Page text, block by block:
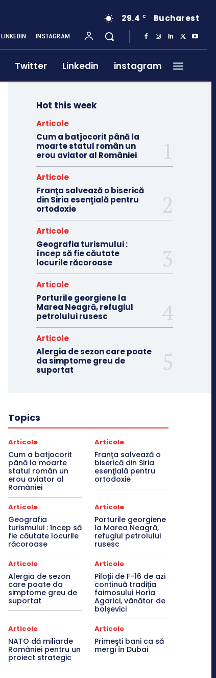
29.4 C Bucharest
LINKEDIN INSTAGRAM
Twitter Linkedin instagram
Hot this week
Articole
Cum a batjocorit până la
moarte statul român un
erou aviator al României
Articole
Franţa salvează o biserică
din Siria esenţială pentru
ortodoxie
Articole
Geografia turismului :
încep să fie căutate
locurile răcoroase
Articole
Porturile georgiene la
Marea Neagră, refugiul
petrolului rusesc
Articole
Alergia de sezon care poate
da simptome greu de
suportat
Topics
Articole
Cum a batjocorit
până la moarte
statul român un
erou aviator al
României
Articole
Franţa salvează o
biserică din Siria
esenţială pentru
ortodoxie
Articole
Geografia
turismului : încep să
fie căutate locurile
răcoroase
Articole
Porturile georgiene
la Marea Neagră,
refugiul petrolului
rusesc
Articole
Alergia de sezon
care poate da
simptome greu de
suportat
Articole
Piloții de F-16 de azi
continuă tradiția
faimosului Horia
Agarici, vânător de
bolșevici
Articole
NATO dă miliarde
României pentru un
proiect strategic
Articole
Primeşti bani ca să
mergi în Dubai